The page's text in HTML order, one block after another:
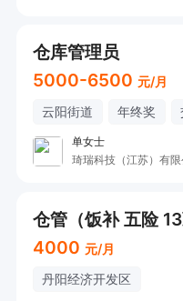
仓库管理员
5000-6500 元/月
云阳街道 年终奖
单女士
琦瑞科技（江苏）有限
仓管（饭补 五险 13
4000 元/月
丹阳经济开发区